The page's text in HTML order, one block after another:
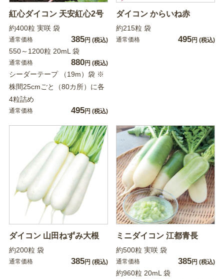
紅心ダイコン 天安紅心2号
約400粒 実咲 袋
通常価格 385円 (税込)
550～1200粒 20mL 袋
通常価格 880円 (税込)
シーダーテープ （19m）袋 ※
株間25cmごと（80カ所）に各
4粒詰め
通常価格 495円 (税込)
ダイコン からいね赤
約215粒 袋
通常価格 495円 (税込)
ダイコン 山田ねずみ大根
約200粒 袋
通常価格 385円 (税込)
ミニダイコン 江都青長
約500粒 実咲 袋
通常価格 385円 (税込)
約960粒 20mL 袋